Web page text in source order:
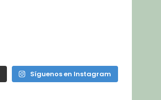
Síguenos en Instagram